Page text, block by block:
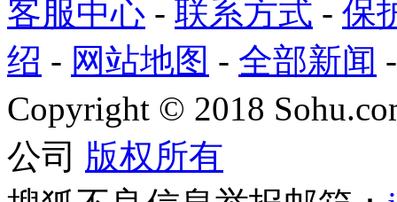
客服中心 - 联系方式 - 保
绍 - 网站地图 - 全部新闻
Copyright © 2018
公司 版权所有